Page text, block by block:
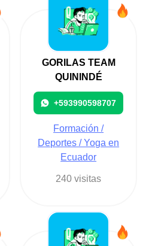
GORILAS TEAM
QUININDÉ
+593990598707
Formación /
Deportes / Yoga en
Ecuador
240 visitas